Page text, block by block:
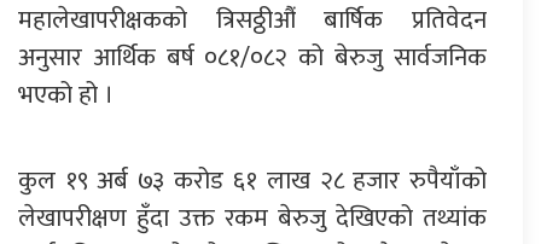
महालेखापरीक्षकको त्रिसठ्ठीऔं बार्षिक प्रतिवेदन
अनुसार आर्थिक बर्ष ०८१/०८२ को बेरुजु सार्वजनिक
भएको हो ।
कुल १९ अर्ब ७३ करोड ६१ लाख २८ हजार रुपैयाँको
लेखापरीक्षण हुँदा उक्त रकम बेरुजु देखिएको तथ्यांक